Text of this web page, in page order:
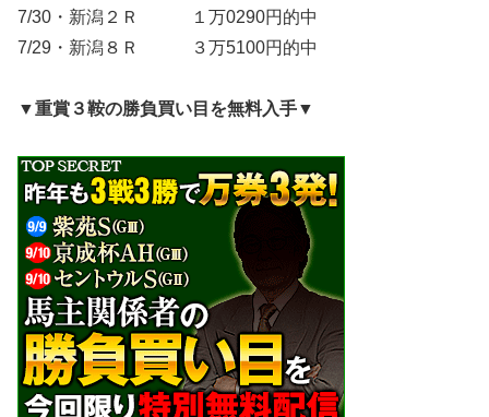
7/30・新潟２Ｒ １万0290円的中
7/29・新潟８Ｒ ３万5100円的中
▼重賞３鞍の勝負買い目を無料入手▼